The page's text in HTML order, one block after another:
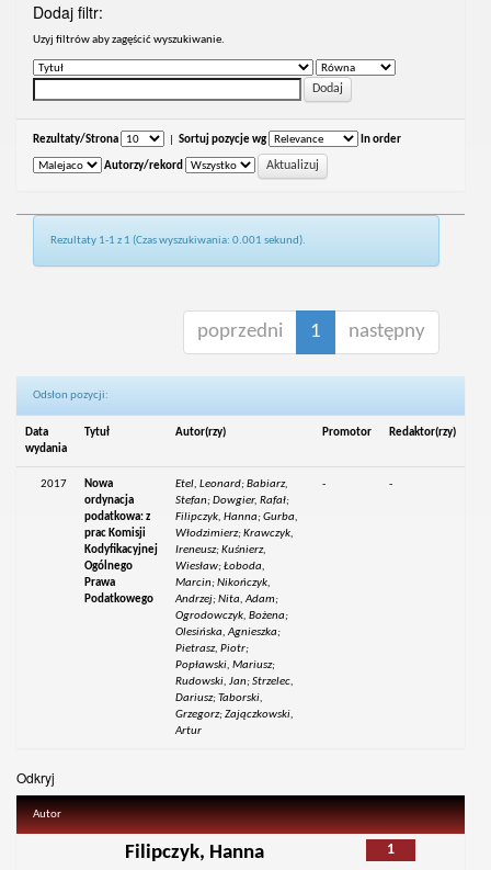
Dodaj filtr:
Uzyj filtrów aby zagęścić wyszukiwanie.
Rezultaty/Strona Sortuj pozycje wg In order
Autorzy/rekord
Rezultaty 1-1 z 1 (Czas wyszukiwania: 0.001 sekund).
poprzedni 1 następny
Odsłon pozycji:
Data
wydania
Tytuł Autor(rzy) Promotor Redaktor(rzy)
2017
Nowa
ordynacja
podatkowa: z
prac Komisji
Kodyfikacyjnej
Ogólnego
Prawa
Podatkowego
Etel, Leonard; Babiarz,
Stefan; Dowgier, Rafał;
Filipczyk, Hanna; Gurba,
Włodzimierz; Krawczyk,
Ireneusz; Kuśnierz,
Wiesław; Łoboda,
Marcin; Nikończyk,
Andrzej; Nita, Adam;
Ogrodowczyk, Bożena;
Olesińska, Agnieszka;
Pietrasz, Piotr;
Popławski, Mariusz;
Rudowski, Jan; Strzelec,
Dariusz; Taborski,
Grzegorz; Zajączkowski,
Artur
- -
Odkryj
Autor
1
Filipczyk, Hanna